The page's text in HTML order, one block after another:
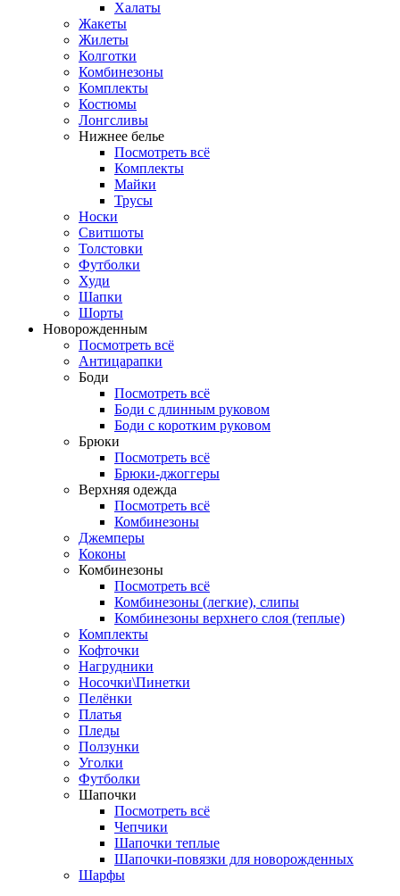
Халаты
Жакеты
Жилеты
Колготки
Комбинезоны
Комплекты
Костюмы
Лонгсливы
Нижнее белье
Посмотреть всё
Комплекты
Майки
Трусы
Носки
Свитшоты
Толстовки
Футболки
Худи
Шапки
Шорты
Новорожденным
Посмотреть всё
Антицарапки
Боди
Посмотреть всё
Боди с длинным руковом
Боди с коротким руковом
Брюки
Посмотреть всё
Брюки-джоггеры
Верхняя одежда
Посмотреть всё
Комбинезоны
Джемперы
Коконы
Комбинезоны
Посмотреть всё
Комбинезоны (легкие), слипы
Комбинезоны верхнего слоя (теплые)
Комплекты
Кофточки
Нагрудники
Носочки\Пинетки
Пелёнки
Платья
Пледы
Ползунки
Уголки
Футболки
Шапочки
Посмотреть всё
Чепчики
Шапочки теплые
Шапочки-повязки для новорожденных
Шарфы